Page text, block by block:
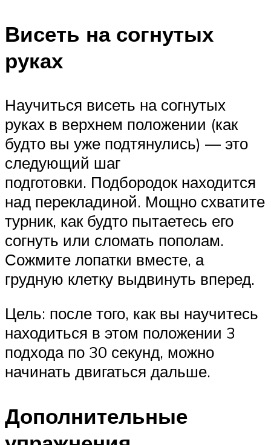
Висеть на согнутых
руках
Научиться висеть на согнутых
руках в верхнем положении (как
будто вы уже подтянулись) — это
следующий шаг
подготовки. Подбородок находится
над перекладиной. Мощно схватите
турник, как будто пытаетесь его
согнуть или сломать пополам.
Сожмите лопатки вместе, а
грудную клетку выдвинуть вперед.
Цель: после того, как вы научитесь
находиться в этом положении 3
подхода по 30 секунд, можно
начинать двигаться дальше.
Дополнительные